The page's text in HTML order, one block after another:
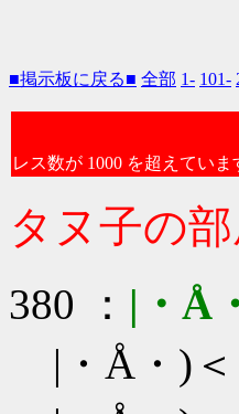
■掲示板に戻る■ 全部 1- 101-
レス数が 1000 を超えてい
タヌ子の
380 ： |・Å
|・Å・)